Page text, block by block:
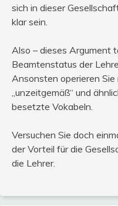
sich in dieser
klar sein.
Also – dieses Argument
Beamtenstatus der
Ansonsten operieren
„unzeitgemäß“ und
besetzte Vokabeln.
Versuchen Sie doch
der Vorteil für die
die Lehrer.